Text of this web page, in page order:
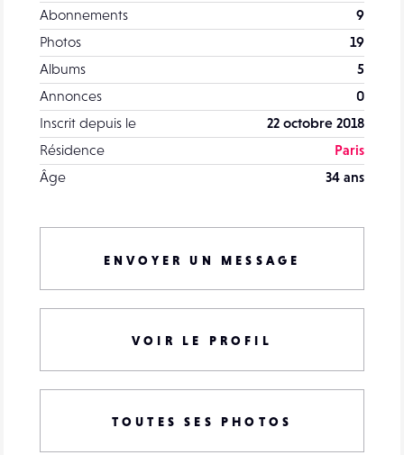
Abonnements
9
Photos
19
Albums
5
Annonces
0
Inscrit depuis le
22 octobre 2018
Résidence
Paris
Âge
34 ans
ENVOYER UN MESSAGE
VOIR LE PROFIL
TOUTES SES PHOTOS